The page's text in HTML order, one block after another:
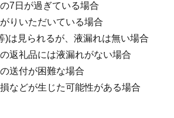
7日が過ぎている場合
りいただいている場合
)は見られるが、液漏れは無い場合
返礼品には液漏れがない場合
送付が困難な場合
などが生じた可能性がある場合